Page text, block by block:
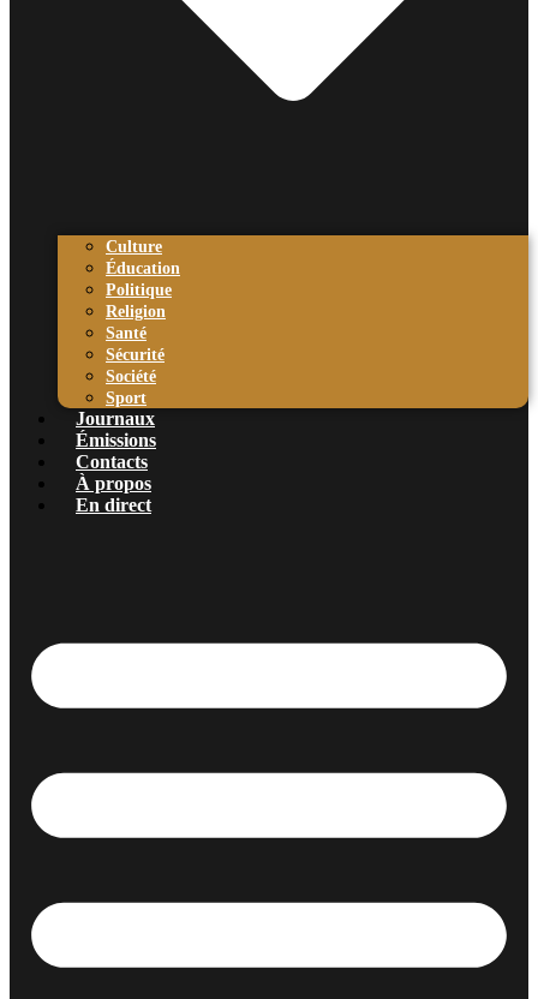
Culture
Éducation
Politique
Religion
Santé
Sécurité
Société
Sport
Journaux
Émissions
Contacts
À propos
En direct